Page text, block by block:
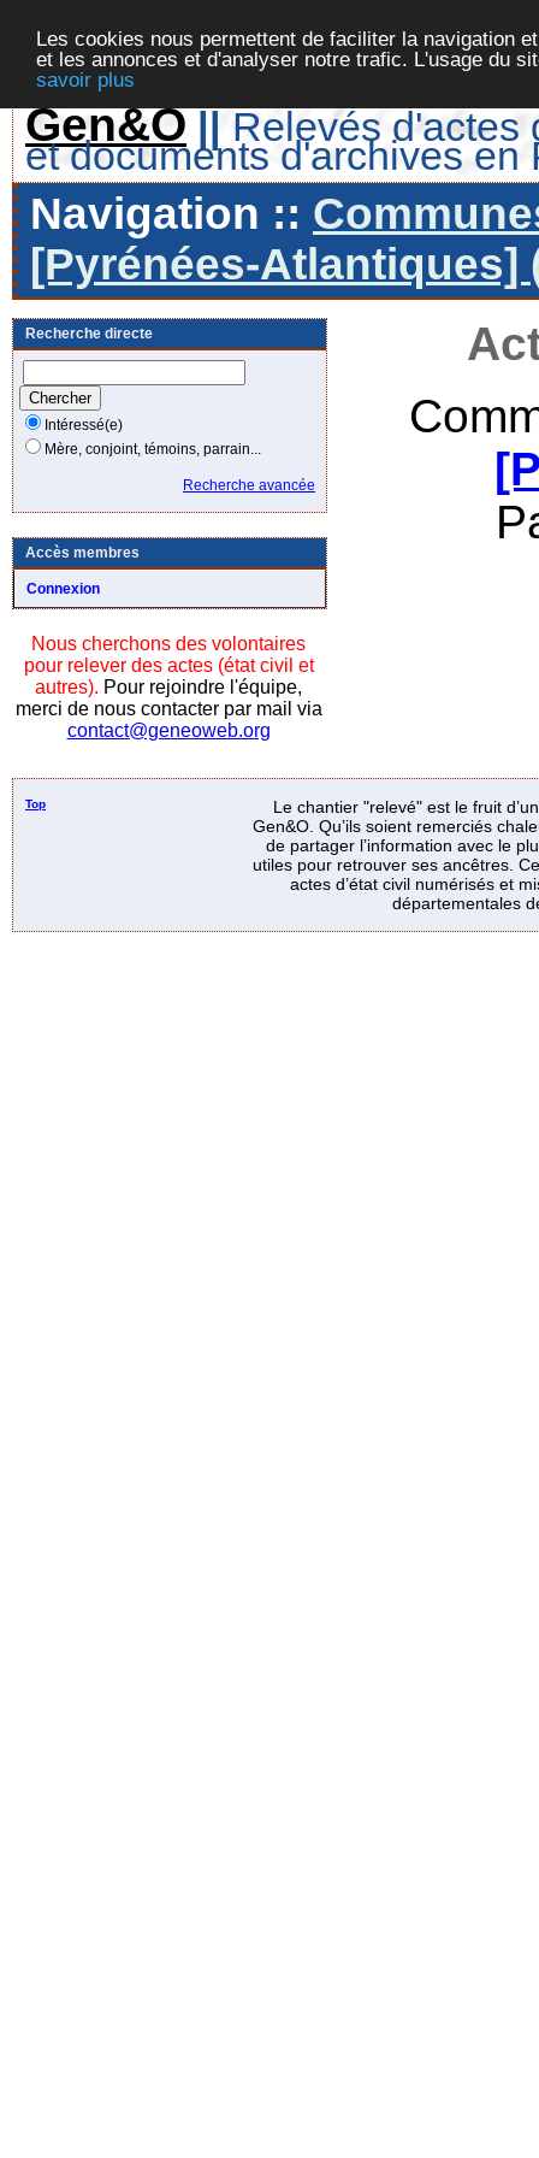
Les cookies nous permettent de faciliter la navigation
et les annonces et d'analyser notre trafic. L'usage du
savoir plus
Gen&O || Relevés d'actes
et documents d'archives en
Navigation ::
[Pyrénées-Atlantiques]
Recherche directe
Intéressé(e)
Mère, conjoint, témoins, parrain...
Recherche avancée
Accès membres
Connexion
Nous cherchons des volontaires
pour relever des actes (état civil et
autres). Pour rejoindre l'équipe,
merci de nous contacter par mail via
contact@geneoweb.org
Top
Le chantier "relevé" est le fruit
Gen&O. Qu’ils soient remerciés
de partager l’information avec le
utiles pour retrouver ses ancêtres.
actes d’état civil numérisés et
départementales